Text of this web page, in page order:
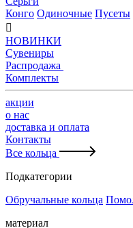
Конго Одиночные Пусеты

НОВИНКИ
Сувениры
Распродажа
Комплекты
акции
о нас
доставка и оплата
Контакты
Все кольца
Подкатегории
Обручальные кольца
материал